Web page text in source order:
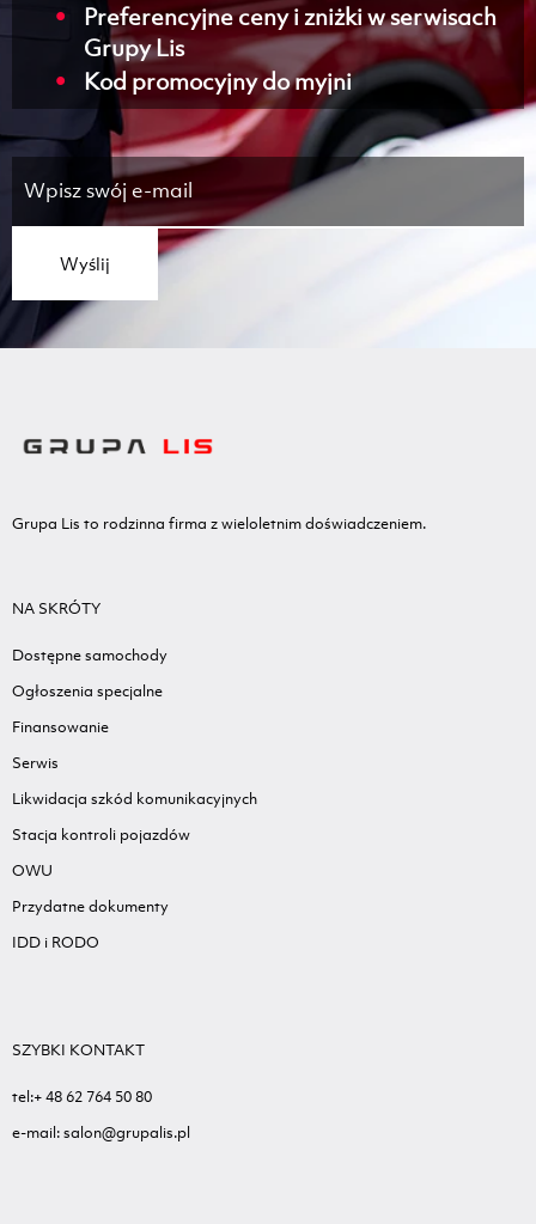
Preferencyjne ceny i zniżki w serwisach
Grupy Lis
Kod promocyjny do myjni
Wyślij
Grupa Lis to rodzinna firma z wieloletnim doświadczeniem.
NA SKRÓTY
Dostępne samochody
Ogłoszenia specjalne
Finansowanie
Serwis
Likwidacja szkód komunikacyjnych
Stacja kontroli pojazdów
OWU
Przydatne dokumenty
IDD i RODO
SZYBKI KONTAKT
tel:+ 48 62 764 50 80
e-mail: salon@grupalis.pl